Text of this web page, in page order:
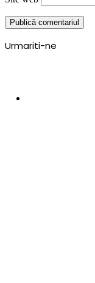
Urmariti-ne